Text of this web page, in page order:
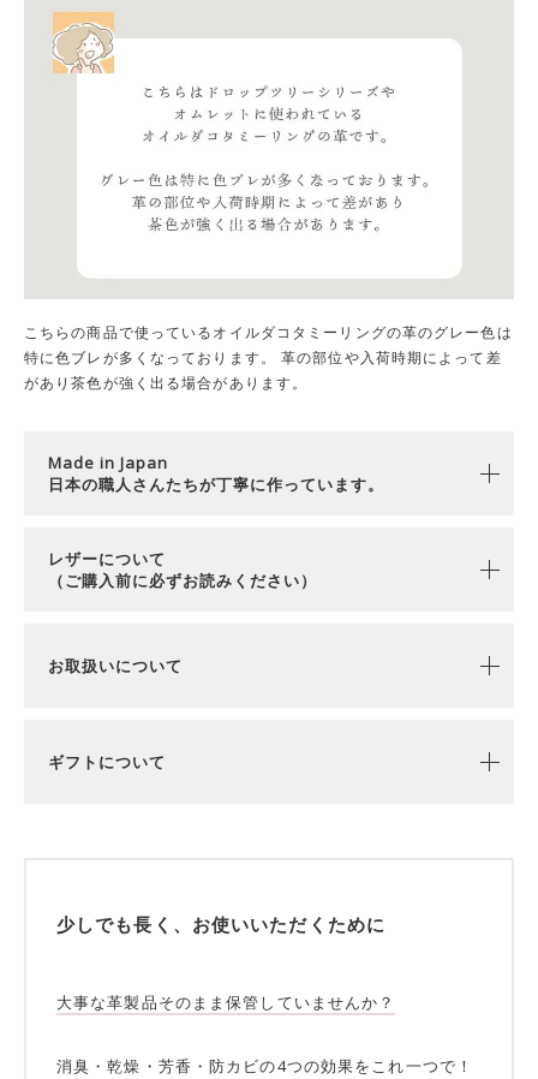
こちらの商品で使っているオイルダコタミーリングの革のグレー色は
特に色ブレが多くなっております。 革の部位や入荷時期によって差
があり茶色が強く出る場合があります。
Made in Japan
日本の職人さんたちが丁寧に作っています。
レザーについて
（ご購入前に必ずお読みください）
お取扱いについて
ギフトについて
少しでも長く、お使いいただくために
大事な革製品そのまま保管していませんか？
消臭・乾燥・芳香・防カビの4つの効果をこれ一つで！